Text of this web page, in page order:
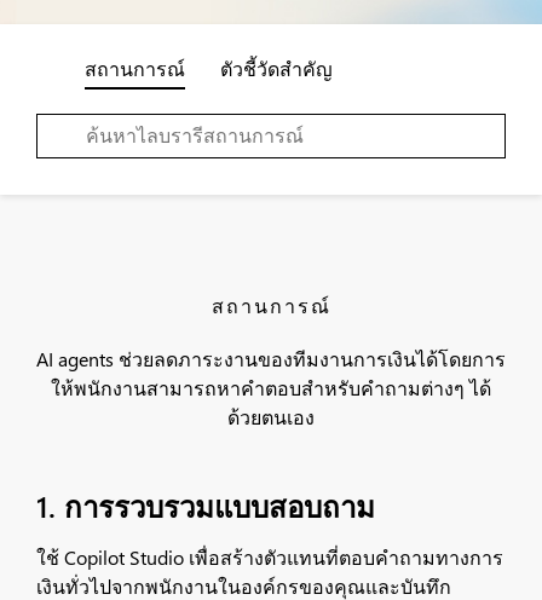
สถานการณ์ ตัวชี้วัดสำคัญ
สถานการณ์
AI agents ช่วยลดภาระงานของทีมงานการเงินได้โดยการ
ให้พนักงานสามารถหาคำตอบสำหรับคำถามต่างๆ ได้
ด้วยตนเอง
1. การรวบรวมแบบสอบถาม
ใช้ Copilot Studio เพื่อสร้างตัวแทนที่ตอบคำถามทางการ
เงินทั่วไปจากพนักงานในองค์กรของคุณและบันทึก